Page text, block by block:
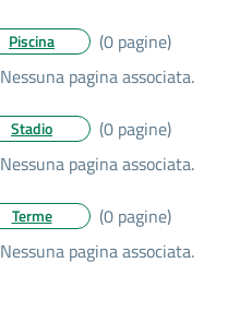
Piscina
(0 pagine)
Nessuna pagina associata.
Stadio
(0 pagine)
Nessuna pagina associata.
Terme
(0 pagine)
Nessuna pagina associata.